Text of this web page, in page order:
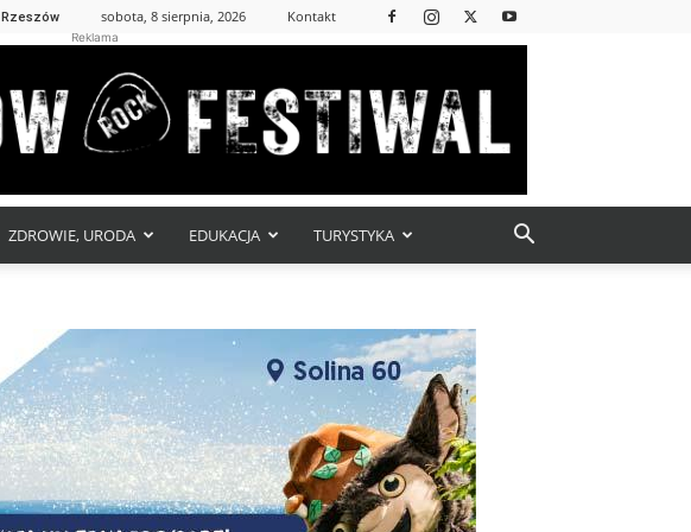
Rzeszów sobota, 8 sierpnia, 2026 Kontakt
Reklama
ZDROWIE, URODA EDUKACJA TURYSTYKA